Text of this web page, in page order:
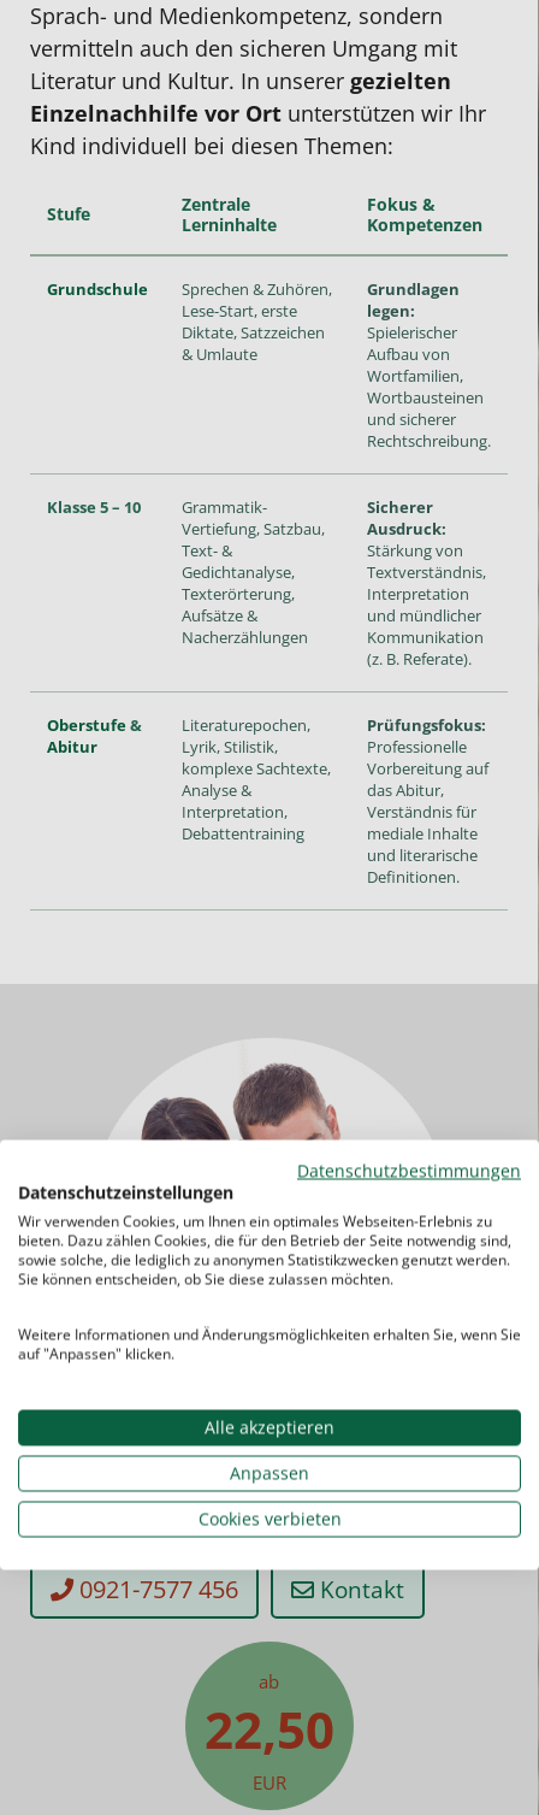
Sprach- und Medienkompetenz, sondern
vermitteln auch den sicheren Umgang mit
Literatur und Kultur. In unserer gezielten
Einzelnachhilfe vor Ort unterstützen wir Ihr
Kind individuell bei diesen Themen:
Stufe
Zentrale
Lerninhalte
Fokus &
Kompetenzen
Grundschule
Sprechen & Zuhören,
Lese-Start, erste
Diktate, Satzzeichen
& Umlaute
Grundlagen
legen:
Spielerischer
Aufbau von
Wortfamilien,
Wortbausteinen
und sicherer
Rechtschreibung.
Klasse 5 – 10
Grammatik-
Vertiefung, Satzbau,
Text- &
Gedichtanalyse,
Texterörterung,
Aufsätze &
Nacherzählungen
Sicherer
Ausdruck:
Stärkung von
Textverständnis,
Interpretation
und mündlicher
Kommunikation
(z. B. Referate).
Oberstufe&
Abitur
Literaturepochen,
Lyrik, Stilistik,
komplexe Sachtexte,
Analyse &
Interpretation,
Debattentraining
Prüfungsfokus:
Professionelle
Vorbereitung auf
das Abitur,
Verständnis für
mediale Inhalte
und literarische
Definitionen.
Sie haben noch Fragen? Kein Problem!
Kontaktieren Sie uns einfach.
0921-7577 456 Kontakt
ab
22,50
EUR
Datenschutzbestimmungen
Datenschutzeinstellungen
Wir verwenden Cookies, um Ihnen ein optimales Webseiten-Erlebnis zu
bieten. Dazu zählen Cookies, die für den Betrieb der Seite notwendig sind,
sowie solche, die lediglich zu anonymen Statistikzwecken genutzt werden.
Sie können entscheiden, ob Sie diese zulassen möchten.
Weitere Informationen und Änderungsmöglichkeiten erhalten Sie, wenn Sie
auf "Anpassen" klicken.
Alle akzeptieren
Anpassen
Cookies verbieten